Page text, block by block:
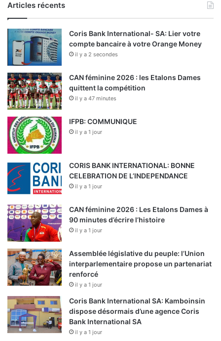
Articles récents
Coris Bank International- SA: Lier votre
compte bancaire à votre Orange Money
il y a 2 secondes
CAN féminine 2026 : les Etalons Dames
quittent la compétition
il y a 47 minutes
IFPB: COMMUNIQUE
il y a 1 jour
CORIS BANK INTERNATIONAL: BONNE
CELEBRATION DE L’INDEPENDANCE
il y a 1 jour
CAN féminine 2026 : Les Etalons Dames à
90 minutes d’écrire l’histoire
il y a 1 jour
Assemblée législative du peuple: l’Union
interparlementaire propose un partenariat
renforcé
il y a 1 jour
Coris Bank International SA: Kamboinsin
dispose désormais d’une agence Coris
Bank International SA
il y a 1 jour